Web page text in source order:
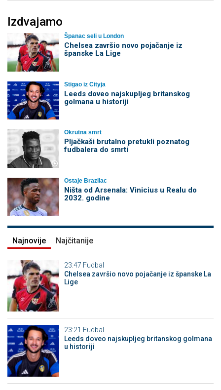
Izdvajamo
Španac seli u London
Chelsea završio novo pojačanje iz
španske La Lige
Stigao iz Cityja
Leeds doveo najskupljeg britanskog
golmana u historiji
Okrutna smrt
Pljačkaši brutalno pretukli poznatog
fudbalera do smrti
Ostaje Brazilac
Ništa od Arsenala: Vinicius u Realu do
2032. godine
Najnovije Najčitanije
23:47 Fudbal
Chelsea završio novo pojačanje iz španske La
Lige
23:21 Fudbal
Leeds doveo najskupljeg britanskog golmana
u historiji